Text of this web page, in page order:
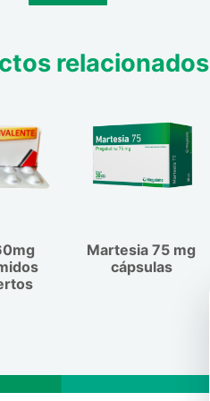
relacionados
Martesia 75 mg
cápsulas